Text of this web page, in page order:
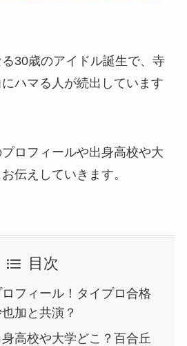
30歳のアイドル誕生で、寺
ハマる人が続出しています
ロフィールや出身高校や大
伝えしていきます。
目次
フィール！タイプロ合格
加と共演？
高校や大学どこ？百合丘